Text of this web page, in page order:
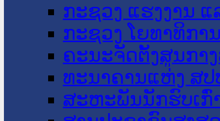
ກະຊວງ ແຮງງານ
ກະຊວງ ໂຍທາທິກາ
ຄະນະຈັດຕັ້ງສູນກາ
ທະນາຄານແຫ່ງ ສປ
ສະຫະພັນນັກຮົບເກົ່